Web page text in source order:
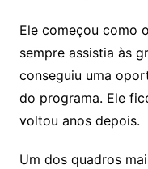
Ele começou como
sempre assistia às
conseguiu uma
do programa. Ele
voltou anos depois.
Um dos quadros